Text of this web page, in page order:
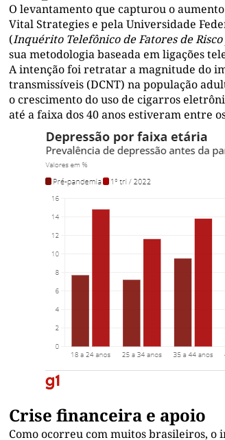
O levantamento que capturou o
Vital Strategies e pela Universidade
(Inquérito Telefônico de Fatores de
sua metodologia baseada em ligações
A intenção foi retratar a magnitude do
transmissíveis (DCNT) na população
o crescimento do uso de cigarros
até a faixa dos 40 anos estiveram entre
Crise financeira e apoio
Como ocorreu com muitos brasileiros, o